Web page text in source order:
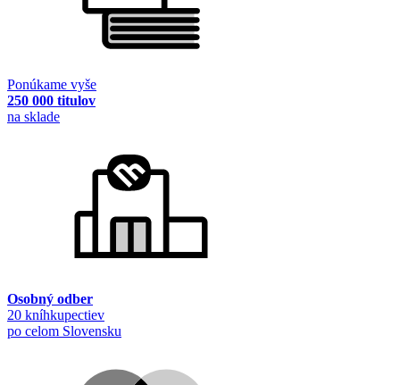
Ponúkame vyše
250 000 titulov
na sklade
Osobný odber
20 kníhkupectiev
po celom Slovensku